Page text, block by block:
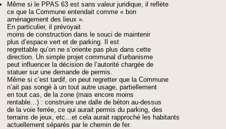
Même si le PPAS 63 est sans valeur juridique, il reflète
ce que la Commune entendait comme « bon
aménagement des lieux ».
En particulier, il prévoyait
moins de construction dans le souci de maintenir
plus d’espace vert et de parking. Il est
regrettable qu’on ne s’oriente pas plus dans cette
direction. Un simple projet communal d’urbanisme
peut influencer la décision de l’autorité chargée de
statuer sur une demande de permis.
Même si c’est tardif, on peut regretter que la Commune
n’ait pas songé à un tout autre usage, partiellement
en tout cas, de la zone (mais encore moins
rentable…) : construire une dalle de béton au-dessus
de la voie ferrée, ce qui aurait permis du parking, des
terrains de jeux, etc…et cela aurait rapproché les habitants
actuellement séparés par le chemin de fer.